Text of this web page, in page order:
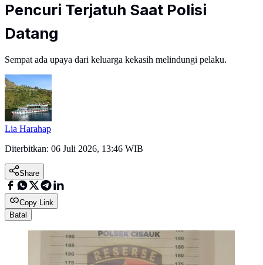
Pencuri Terjatuh Saat Polisi
Datang
Sempat ada upaya dari keluarga kekasih melindungi pelaku.
Lia Harahap
Diterbitkan: 06 Juli 2026, 13:46 WIB
Share
Copy Link
Batal